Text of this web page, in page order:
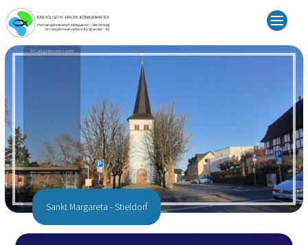
© Carina Henseler-Leven
Sankt Margareta - Stieldorf